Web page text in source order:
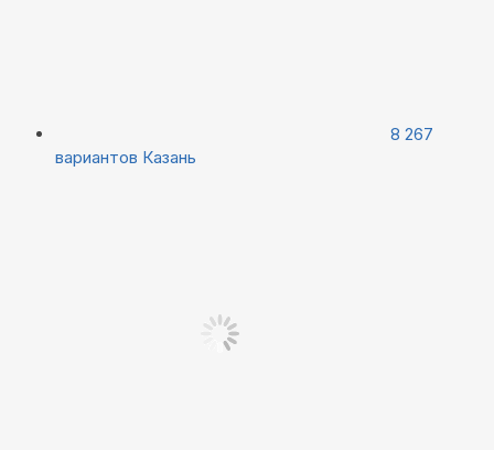
8 267
вариантов Казань